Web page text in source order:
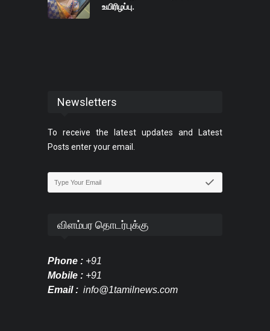
உயிரிழப்பு.
Newsletters
To receive the latest updates and Latest
Posts enter your email.
விளம்பர தொடர்புக்கு
Phone : +91
Mobile : +91
Email : info@1tamilnews.com